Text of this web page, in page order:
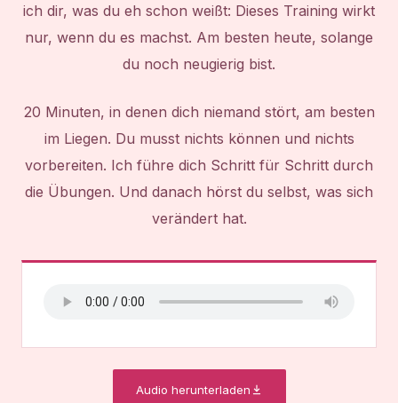
ich dir, was du eh schon weißt: Dieses Training wirkt
nur, wenn du es machst. Am besten heute, solange
du noch neugierig bist.
20 Minuten, in denen dich niemand stört, am besten
im Liegen. Du musst nichts können und nichts
vorbereiten. Ich führe dich Schritt für Schritt durch
die Übungen. Und danach hörst du selbst, was sich
verändert hat.
Audio herunterladen